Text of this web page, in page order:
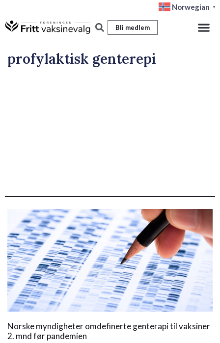
til
Norwegian ▼
Bli medlem
profylaktisk genterepi
Norske myndigheter omdefinerte genterapi til vaksiner
2. mnd før pandemien